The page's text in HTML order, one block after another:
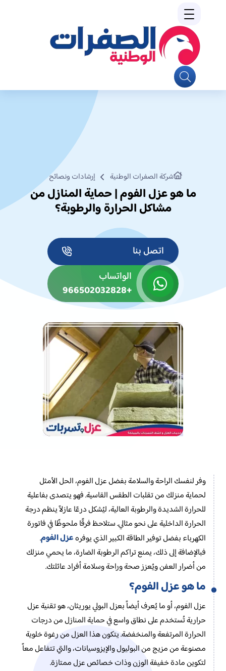
شركة الصفرات الوطنية إرشادات ونصائح
ما هو عزل الفوم | حماية المنازل من
مشاكل الحرارة والرطوبة؟
اتصل بنا
الواتساب
+966502032828
وفر لنفسك الراحة والسلامة بفضل عزل الفوم، الحل الأمثل
لحماية منزلك من تقلبات الطقس القاسية. فهو يتصدى بفاعلية
للحرارة الشديدة والرطوبة العالية، ليُشكل درعًا عازلاً ينظم درجة
الحرارة الداخلية على نحو مثالي. ستلاحظ فرقًا ملحوظًا في فاتورة
الكهرباء بفضل توفير الطاقة الكبير الذي يوفرهعزل الفوم.
فبالإضافة إلى ذلك، يمنع تراكم الرطوبة الضارة، ما يحمي منزلك
من أضرار العفن ويُعزز صحة وراحة وسلامة أفراد عائلتك.
ما هو عزل الفوم؟
عزل الفوم، أو ما يُعرف أيضاً بعزل البولي يوريثان، هو تقنية عزل
حرارية تُستخدم على نطاق واسع في حماية المنازل من درجات
الحرارة المرتفعة والمنخفضة. يتكون هذا العزل من رغوة خلوية
مصنوعة من مزيج من البوليول والإيزوسيانات، والتي تتفاعل معاً
لتكوين مادة خفيفة الوزن وذات خصائص عزل ممتازة.